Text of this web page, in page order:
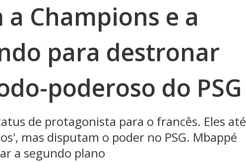
Champions e a
para destronar
poderoso do PSG
de protagonista para o francês. Eles até
mas disputam o poder no PSG. Mbappé
a segundo plano